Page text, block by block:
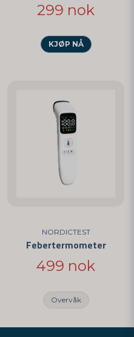
299 nok
KJØP NÅ
NORDICTEST
Febertermometer
499 nok
Overvåk